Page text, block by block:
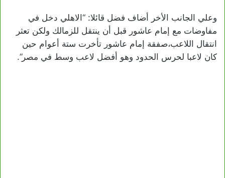
وعلي الجانب الأخر أضاف فضل قائلا: “الاهلي دخل في
مفاوضات مع إمام عاشور قبل أن ينتقل للزمالك ولكن تعثر
انتقال اللاعب،صفقة إمام عاشور تأخرت ستة أعوام حين
كان لاعبا لحرس الحدود وهو أفضل لاعب وسط في مصر”.